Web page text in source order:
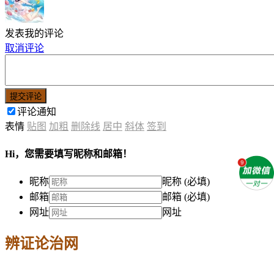
发表我的评论
取消评论
提交评论
评论通知
表情 贴图 加粗 删除线 居中 斜体 签到
Hi，您需要填写昵称和邮箱！
昵称
昵称 (必填)
邮箱
邮箱 (必填)
网址
网址
辨证论治网